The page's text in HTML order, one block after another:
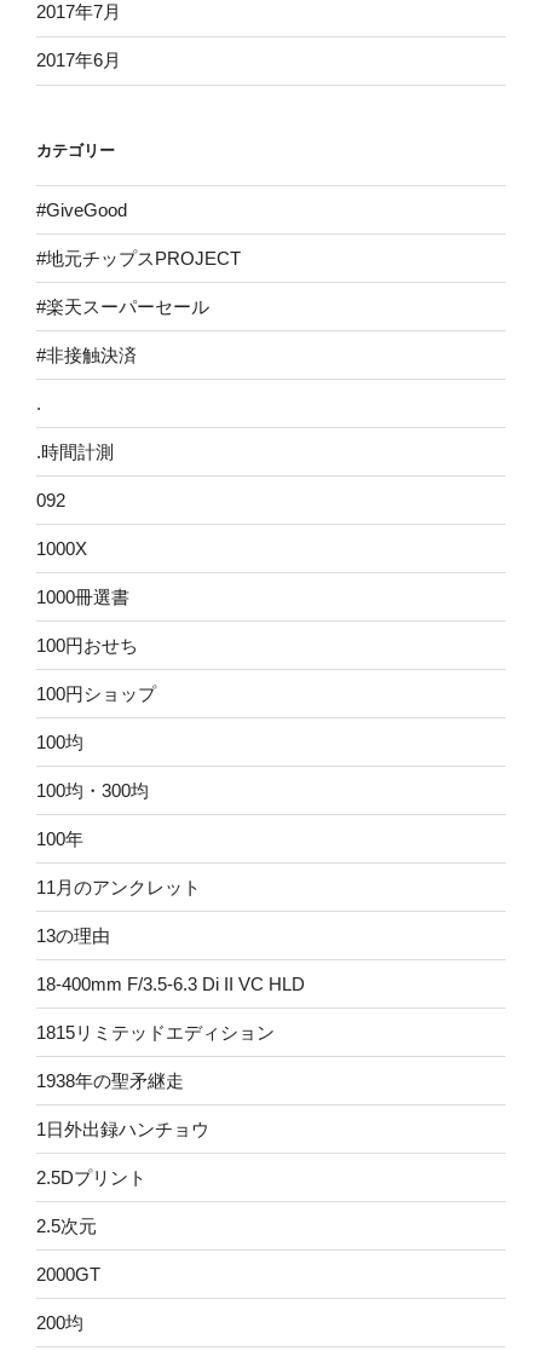
2017年7月
2017年6月
カテゴリー
#GiveGood
#地元チップスPROJECT
#楽天スーパーセール
#非接触決済
.
.時間計測
092
1000X
1000冊選書
100円おせち
100円ショップ
100均
100均・300均
100年
11月のアンクレット
13の理由
18-400mm F/3.5-6.3 Di II VC HLD
1815リミテッドエディション
1938年の聖矛継走
1日外出録ハンチョウ
2.5Dプリント
2.5次元
2000GT
200均